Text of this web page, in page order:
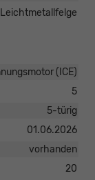
Leichtmetallfelge
(ICE)
5
5-türig
01.06.2026
vorhanden
20